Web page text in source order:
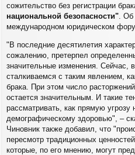
сожительство без регистрации
национальной безопасности" .
международном юридическом
"В последние десятилетия
сожалению, претерпел
значительные изменения. Сейчас,
сталкиваемся с таким явлением,
брака. При этом число
остается значительным. И такие
рассматривать, как прямую угрозу
демографическому здоровью", –
Чиновник также добавил, что
пересмотр традиционных
которые, по его мнению, могут